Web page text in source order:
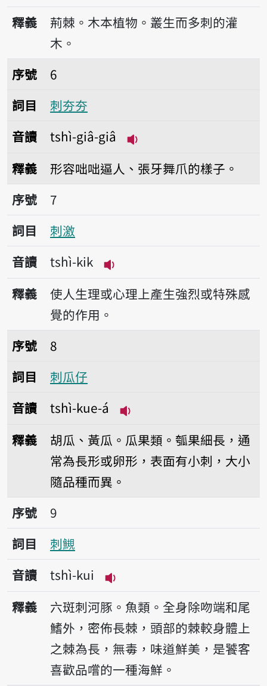
播放音讀tshì-á
釋義
荊棘。木本植物。叢生而多刺的灌
木。
序號6刺夯夯
序號
6
詞目
刺夯夯
音讀
tshì-giâ-giâ
釋義
形容咄咄逼人、張牙舞爪的樣子。
序號7刺激
序號
7
詞目
刺激
音讀
tshì-kik
播放音讀tshì-kik
釋義
使人生理或心理上產生強烈或特殊感
覺的作用。
序號8刺瓜仔
序號
8
詞目
刺瓜仔
音讀
tshì-kue-á
釋義
胡瓜、黃瓜。瓜果類。瓠果細長，通
常為長形或卵形，表面有小刺，大小
隨品種而異。
序號9刺䲅
序號
9
詞目
刺䲅
音讀
tshì-kui
播放音讀tshì-kui
釋義
六斑刺河豚。魚類。全身除吻端和尾
鰭外，密佈長棘，頭部的棘較身體上
之棘為長，無毒，味道鮮美，是饕客
喜歡品嚐的一種海鮮。